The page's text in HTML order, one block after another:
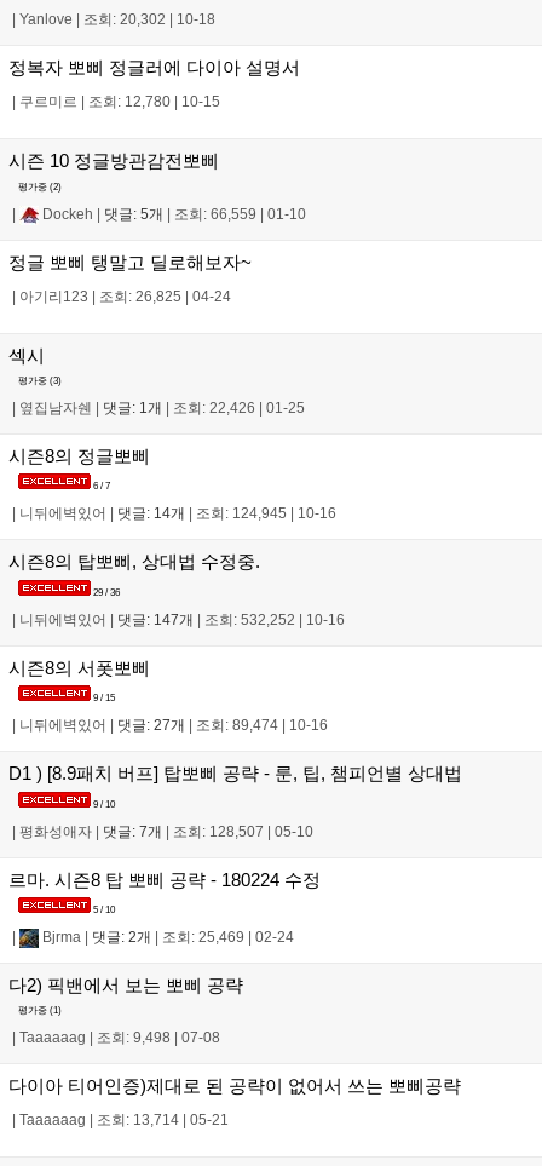
Yanlove 조회: 20,302 10-18
정복자 뽀삐 정글러에 다이아 설명서
쿠르미르 조회: 12,780 10-15
시즌 10 정글방관감전뽀삐
평가중 (2)
| Dockeh | 댓글: 5개 | 조회: 66,559 | 01-10
정글 뽀삐 탱말고 딜로해보자~
| 아기리123 | 조회: 26,825 | 04-24
섹시
평가중 (3)
옆집남자쉔 댓글: 1개 조회: 22,426 01-25
시즌8의 정글뽀삐
6 / 7
니뒤에벽있어 댓글: 14개 조회: 124,945 10-16
시즌8의 탑뽀삐, 상대법 수정중.
29 / 36
| 니뒤에벽있어 | 댓글: 147개 | 조회: 532,252 | 10-16
시즌8의 서폿뽀삐
9 / 15
니뒤에벽있어 댓글: 27개 조회: 89,474 10-16
D1 ) [8.9패치 버프] 탑뽀삐 공략 - 룬, 팁, 챔피언별 상대법
9 / 10
| 평화성애자 | 댓글: 7개 | 조회: 128,507 | 05-10
르마. 시즌8 탑 뽀삐 공략 - 180224 수정
5 / 10
| Bjrma | 댓글: 2개 | 조회: 25,469 | 02-24
다2) 픽밴에서 보는 뽀삐 공략
평가중 (1)
Taaaaaag 조회: 9,498 07-08
다이아 티어인증)제대로 된 공략이 없어서 쓰는 뽀삐공략
Taaaaaag 조회: 13,714 05-21